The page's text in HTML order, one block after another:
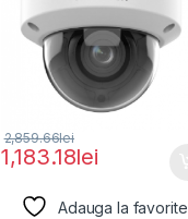
1,183.18lei
2,859.66lei
Adauga la favorite